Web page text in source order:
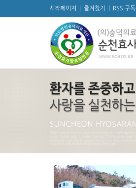
시작페이지 즐겨찾기 RSS 구독